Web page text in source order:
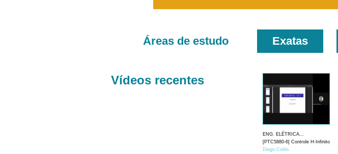
Áreas de estudo Exatas
Vídeos recentes
ENG. ELÉTRICA...
[PTC5880-6] Controle H-Infinito
Diego Colón